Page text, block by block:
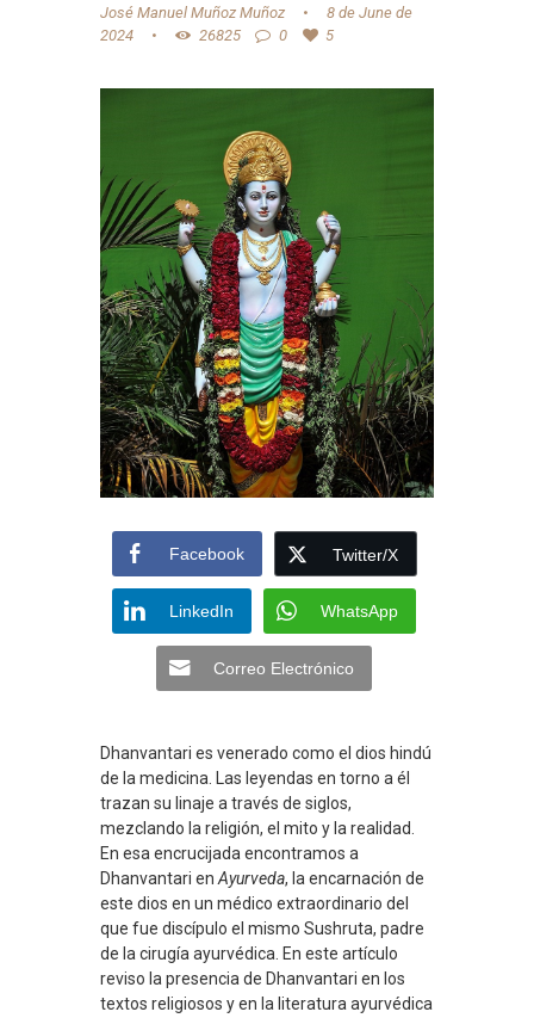
José Manuel Muñoz Muñoz
8 de June de
2024
26825 0 5
Facebook Twitter/X
LinkedIn WhatsApp
Correo Electrónico
Dhanvantari es venerado como el dios hindú
de la medicina. Las leyendas en torno a él
trazan su linaje a través de siglos,
mezclando la religión, el mito y la realidad.
En esa encrucijada encontramos a
Dhanvantari enAyurveda, la encarnación de
este dios en un médico extraordinario del
que fue discípulo el mismo Sushruta, padre
de la cirugía ayurvédica. En este artículo
reviso la presencia de Dhanvantari en los
textos religiosos y en la literatura ayurvédica